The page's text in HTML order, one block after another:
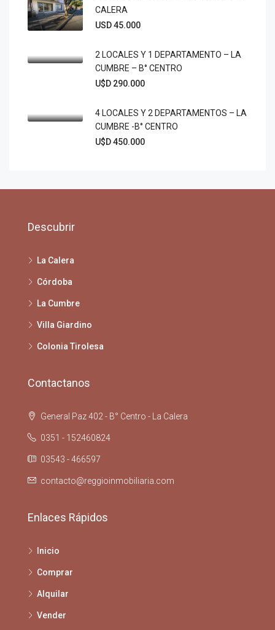
CALERA
USD 45.000
2 LOCALES Y 1 DEPARTAMENTO – LA
CUMBRE – B° CENTRO
U$D 290.000
4 LOCALES Y 2 DEPARTAMENTOS – LA
CUMBRE -B° CENTRO
U$D 450.000
Descubrir
La Calera
Córdoba
La Cumbre
Villa Giardino
Colonia Tirolesa
Contactanos
General Paz 402 - B° Centro - La Calera
0351 - 152460824
03543 - 466597
contacto@reggioinmobiliaria.com
Enlaces Rápidos
Inicio
Comprar
Alquilar
Vender